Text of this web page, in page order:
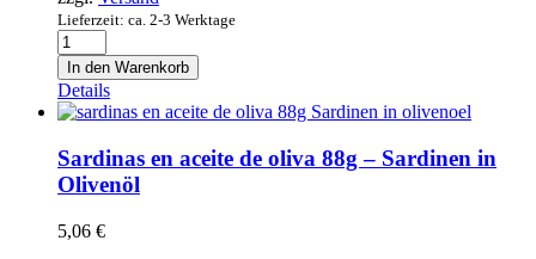
Lieferzeit: ca. 2-3 Werktage
Black
Tiger
Garnelen
glasiert,
tiefgefroren
-
Seawork
16/20
Menge
In den Warenkorb
Details
Sardinas en aceite de oliva 88g – Sardinen in
Olivenöl
5,06 €